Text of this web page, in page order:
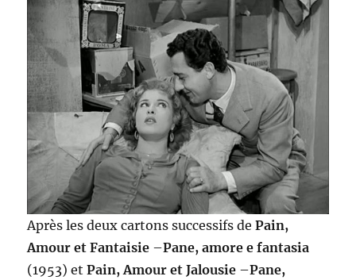
Après les deux cartons successifs dePain,
Amour et Fantaisie –Pane, amore e fantasia
(1953) etPain, Amour et Jalousie –Pane,